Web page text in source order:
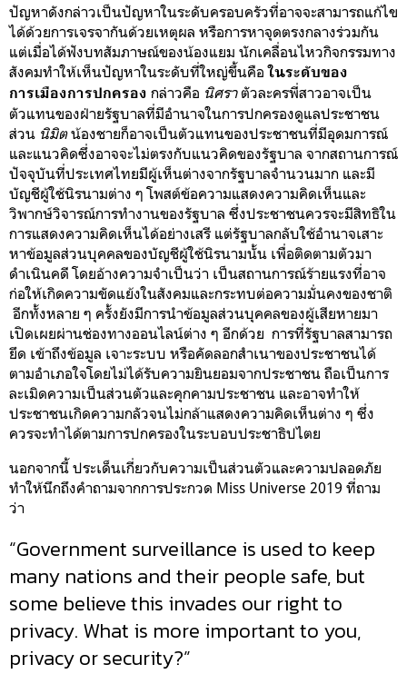
ปัญหาดังกล่าวเป็นปัญหาในระดับครอบครัวที่อาจจะสามารถแก้ไข
ได้ด้วยการเจรจากันด้วยเหตุผล หรือการหาจุดตรงกลางร่วมกัน
แต่เมื่อได้ฟังบทสัมภาษณ์ของน้องแยม นักเคลื่อนไหวกิจกรรมทาง
สังคมทำให้เห็นปัญหาในระดับที่ใหญ่ขึ้นคือในระดับของ
การเมืองการปกครอง กล่าวคือ นิศราตัวละครพี่สาวอาจเป็น
ตัวแทนของฝ่ายรัฐบาลที่มีอำนาจในการปกครองดูแลประชาชน
ส่วน นิมิตน้องชายก็อาจเป็นตัวแทนของประชาชนที่มีอุดมการณ์
และแนวคิดซึ่งอาจจะไม่ตรงกับแนวคิดของรัฐบาล จากสถานการณ์
ปัจจุบันที่ประเทศไทยมีผู้เห็นต่างจากรัฐบาลจำนวนมาก และมี
บัญชีผู้ใช้นิรนามต่าง ๆ โพสต์ข้อความแสดงความคิดเห็นและ
วิพากษ์วิจารณ์การทำงานของรัฐบาล ซึ่งประชาชนควรจะมีสิทธิใน
การแสดงความคิดเห็นได้อย่างเสรี แต่รัฐบาลกลับใช้อำนาจเสาะ
หาข้อมูลส่วนบุคคลของบัญชีผู้ใช้นิรนามนั้น เพื่อติดตามตัวมา
ดำเนินคดี โดยอ้างความจำเป็นว่า เป็นสถานการณ์ร้ายแรงที่อาจ
ก่อให้เกิดความขัดแย้งในสังคมและกระทบต่อความมั่นคงของชาติ
อีกทั้งหลาย ๆ ครั้งยังมีการนำข้อมูลส่วนบุคคลของผู้เสียหายมา
เปิดเผยผ่านช่องทางออนไลน์ต่าง ๆ อีกด้วย การที่รัฐบาลสามารถ
ยึด เข้าถึงข้อมูล เจาะระบบ หรือคัดลอกสำเนาของประชาชนได้
ตามอำเภอใจโดยไม่ได้รับความยินยอมจากประชาชน ถือเป็นการ
ละเมิดความเป็นส่วนตัวและคุกคามประชาชน และอาจทำให้
ประชาชนเกิดความกลัวจนไม่กล้าแสดงความคิดเห็นต่าง ๆ ซึ่ง
ควรจะทำได้ตามการปกครองในระบอบประชาธิปไตย
นอกจากนี้ ประเด็นเกี่ยวกับความเป็นส่วนตัวและความปลอดภัย
ทำให้นึกถึงคำถามจากการประกวด Miss Universe 2019 ที่ถาม
ว่า
“Government surveillance is used to keep
many nations and their people safe, but
some believe this invades our right to
privacy. What is more important to you,
privacy or security?”